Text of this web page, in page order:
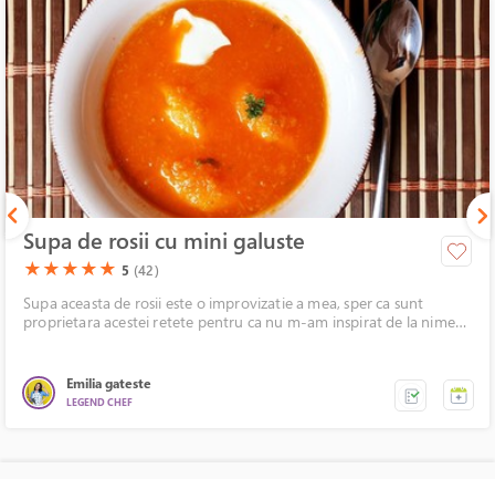
Supa de rosii cu mini galuste
(*)
★(*)
★(*)
★(*)
★(*)
★ 5 (42)
Supa aceasta de rosii este o improvizatie a mea, sper ca sunt
proprietara acestei retete pentru ca nu m-am inspirat de la nimeni.
poate fi mancata si mai rece, nefiind o supa grasa. Sincera sa fiu,
abia asteptam sa se faca rosiile in curte sa o prepar doar din ce
avem noi in curte. Am folosit doar legume si oua din productie
Emilia gateste
LEGEND CHEF